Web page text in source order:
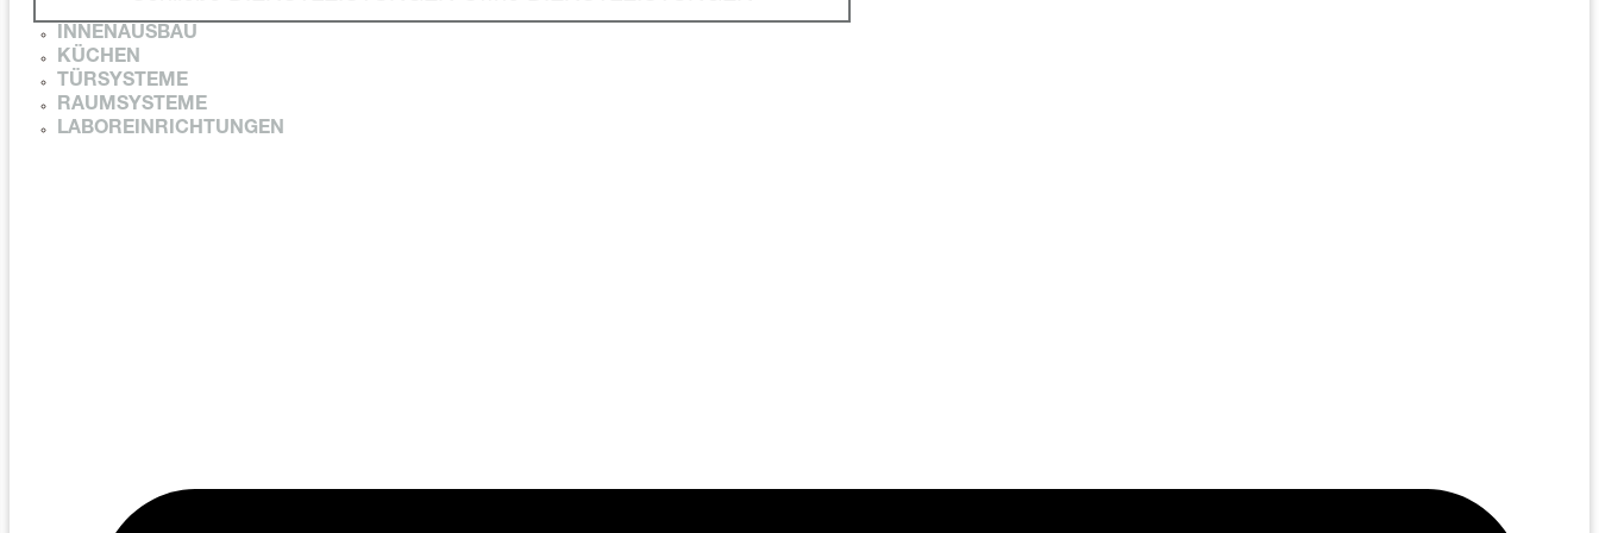
INNENAUSBAU
KÜCHEN
TÜRSYSTEME
RAUMSYSTEME
LABOREINRICHTUNGEN